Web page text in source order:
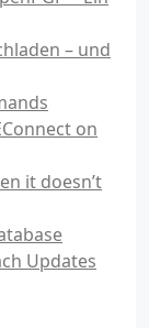
– und
on
it doesn’t
Updates